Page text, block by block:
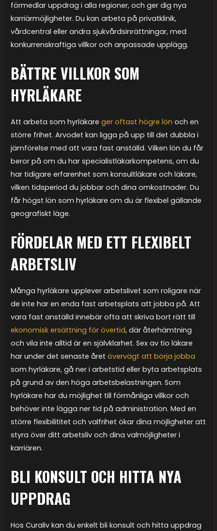
förmedlar uppdrag i alla regioner, och ger dig nya
karriärmöjligheter. Du kan arbeta på privatklinik,
vårdcentral eller andra sjukvårdsinrättningar, med
konkurrenskraftiga villkor och anpassade upplägg.
BÄTTRE VILLKOR SOM
HYRLÄKARE
Att arbeta som hyrläkareger oftast högre lön och en
större frihet. Arvodet kan ligga på upp till det dubbla i
jämförelse med att vara fast anställd. Vilken lön du får
beror på om du har specialistläkarkompetens, om du
har tidigare erfarenhet som konsultläkare och läkare,
vilken tidsperiod du jobbar och dina omkostnader. Du
får högst lön som hyrläkare om du är flexibel gällande
geografiskt läge.
FÖRDELAR MED ETT FLEXIBELT
ARBETSLIV
Många hyrläkare upplever arbetslivet som roligare när
de inte har en enda fast arbetsplats att jobba på. Att
vara fast anställd innebär ofta att skriva bort rätt till
ekonomisk ersättning för övertid, där återhämtning
och vila inte alltid är en självklarhet. Sex av tio läkare
har under det senaste åretövervägt att börja jobba
som hyrläkare, gå ner i arbetstid eller byta arbetsplats
på grund av den höga arbetsbelastningen. Som
hyrläkare har du möjlighet till förmånliga villkor och
behöver inte lägga ner tid på administration. Med en
större flexibilititet och valfrihet ökar dina möjligheter att
styra över ditt arbetsliv och dina valmöjligheter i
karriären.
BLI KONSULT OCH HITTA NYA
UPPDRAG
Hos Curaliv kan du enkelt bli konsult och hitta uppdrag